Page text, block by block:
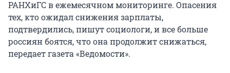
РАНХиГС в ежемесячном мониторинге. Опасения
тех, кто ожидал снижения зарплаты,
подтвердились, пишут социологи, и все больше
россиян боятся, что она продолжит снижаться,
передает газета «Ведомости».